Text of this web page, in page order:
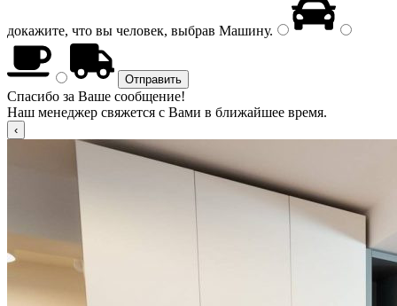
докажите, что вы человек, выбрав Машину.
Спасибо за Ваше сообщение!
Наш менеджер свяжется с Вами в ближайшее время.